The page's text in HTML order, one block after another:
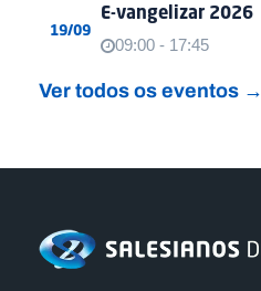
19/09
E-vangelizar 2026
09:00 - 17:45
Ver todos os eventos →